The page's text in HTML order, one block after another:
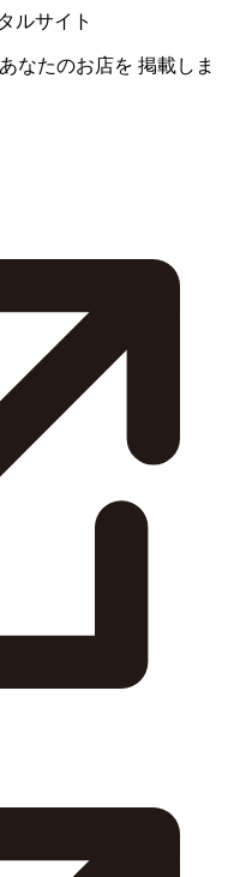
ルサイト
あなたのお店を 掲載しま